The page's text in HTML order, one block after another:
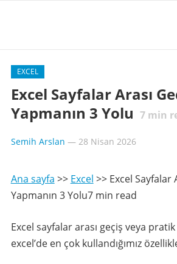
EXCEL
Excel Sayfalar Arası
Yapmanın 3 Yolu 7min
Semih Arslan — 28 Nisan 2026
Ana sayfa >> Excel >> Excel Sayfalar
Yapmanın 3 Yolu7 min read
Excel sayfalar arası geçiş veya
excel’de en çok kullandığımız